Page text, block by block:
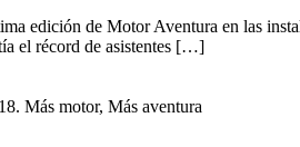
edición de Motor Aventura en las
el récord de asistentes […]
Más motor, Más aventura